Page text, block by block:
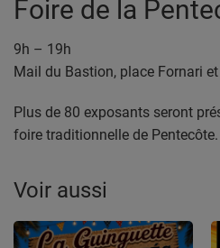
Foire de la
9h – 19h
Mail du Bastion, place Fornari
Plus de 80 exposants seront
foire traditionnelle de Pentecôte.
Voir aussi